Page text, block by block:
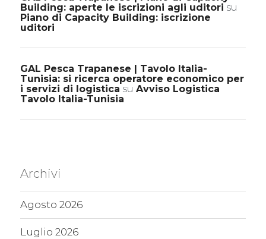
Building: aperte le iscrizioni agli uditori su
Piano di Capacity Building: iscrizione
uditori
GAL Pesca Trapanese | Tavolo Italia-
Tunisia: si ricerca operatore economico per
i servizi di logistica su Avviso Logistica
Tavolo Italia-Tunisia
Archivi
Agosto 2026
Luglio 2026